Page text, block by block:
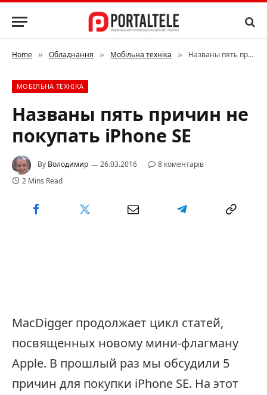
Home » Обладнання » Мобільна техніка » Названы пять причин не покупать iPhone SE
МОБІЛЬНА ТЕХНІКА
Названы пять причин не
покупать iPhone SE
By Володимир 26.03.2016
8 коментарів
2 Mins Read
MacDigger продолжает цикл статей,
посвященных новому мини-флагману
Apple. В прошлый раз мы обсудили 5
причин для покупки iPhone SE. На этот